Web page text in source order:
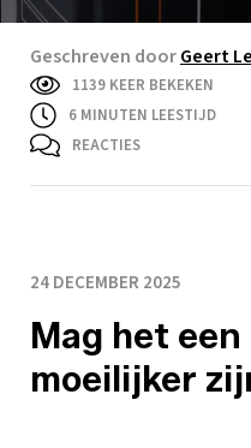
Geschreven doorGeert
1139 KEER BEKEKEN
6 MINUTEN LEESTIJD
REACTIES
24 DECEMBER 2025
Mag het
moeilijker